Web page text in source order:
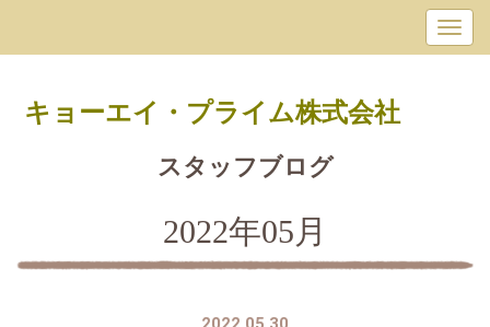
キョーエイ・プライム株式会社
スタッフブログ
2022年05月